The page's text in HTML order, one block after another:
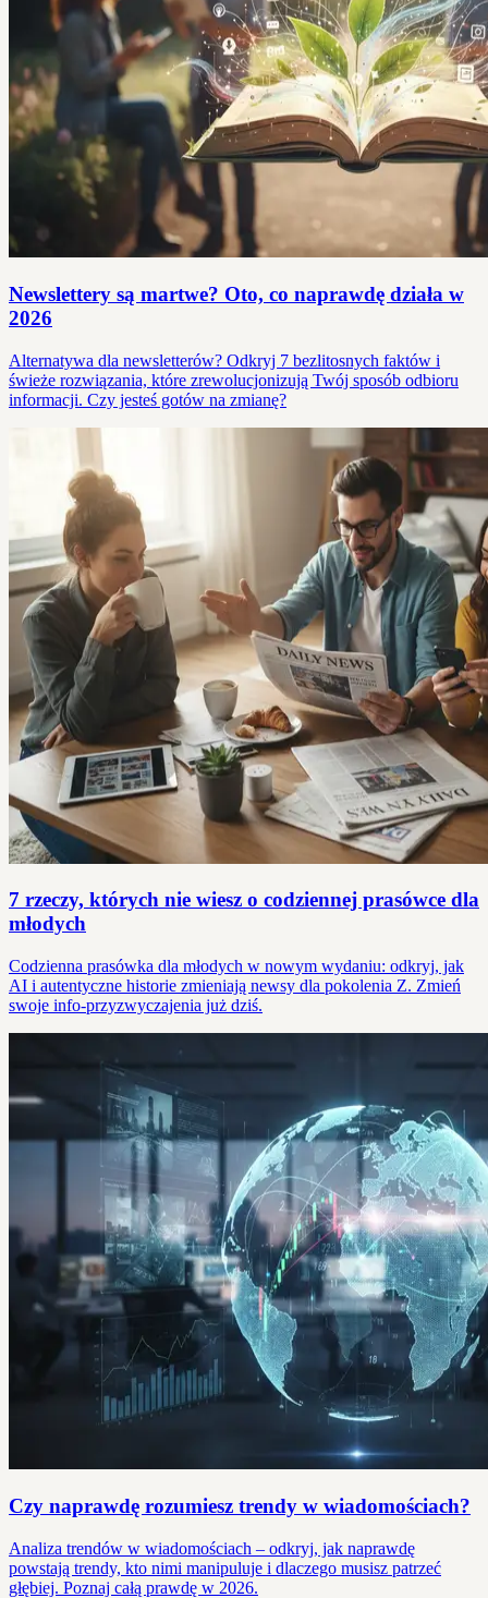
Newslettery są martwe? Oto, co naprawdę działa w
2026
Alternatywa dla newsletterów? Odkryj 7 bezlitosnych faktów i
świeże rozwiązania, które zrewolucjonizują Twój sposób odbioru
informacji. Czy jesteś gotów na zmianę?
7 rzeczy, których nie wiesz o codziennej prasówce dla
młodych
Codzienna prasówka dla młodych w nowym wydaniu: odkryj, jak
AI i autentyczne historie zmieniają newsy dla pokolenia Z. Zmień
swoje info-przyzwyczajenia już dziś.
Czy naprawdę rozumiesz trendy w wiadomościach?
Analiza trendów w wiadomościach – odkryj, jak naprawdę
powstają trendy, kto nimi manipuluje i dlaczego musisz patrzeć
głębiej. Poznaj całą prawdę w 2026.